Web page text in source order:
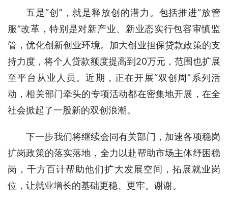
五是“创”，就是释放创的潜力。包括推进“放管
服”改革，特别是对新产业、新业态实行包容审慎监
管，优化创新创业环境。加大创业担保贷款政策的支
持力度，将个人贷款额度提高到20万元，范围也扩展
至平台从业人员。近期，正在开展“双创周”系列活
动，相关部门牵头的专项活动都在密集地开展，在全
社会掀起了一股新的双创浪潮。
下一步我们将继续会同有关部门，加速各项稳岗
扩岗政策的落实落地，全力以赴帮助市场主体纾困稳
岗，千方百计帮助他们扩大发展空间，拓展就业岗
位，让就业增长的基础更稳、更牢。谢谢。